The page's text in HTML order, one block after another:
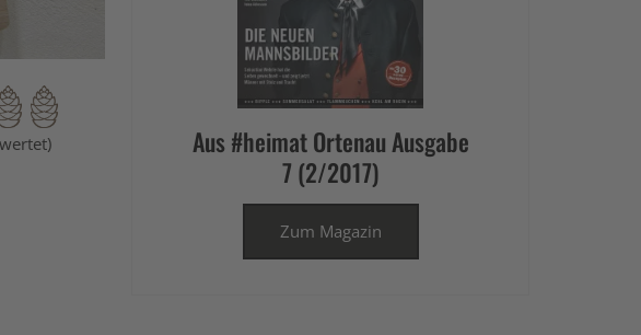
Aus #heimat Ortenau Ausgabe
7 (2/2017)
Zum Magazin